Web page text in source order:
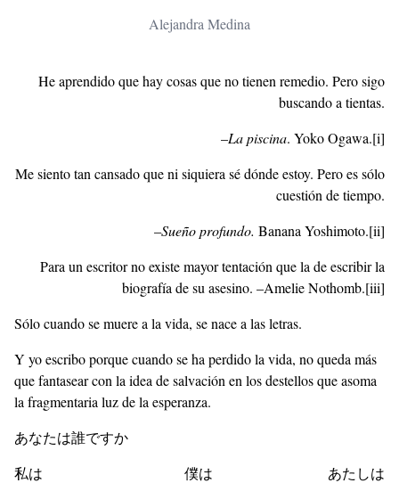
Alejandra Medina
He aprendido que hay cosas que no tienen remedio. Pero sigo
buscando a tientas.
–La piscina. Yoko Ogawa.[i]
Me siento tan cansado que ni siquiera sé dónde estoy. Pero es sólo
cuestión de tiempo.
–Sueño profundo. Banana Yoshimoto.[ii]
Para un escritor no existe mayor tentación que la de escribir la
biografía de su asesino. –Amelie Nothomb.[iii]
Sólo cuando se muere a la vida, se nace a las letras.
Y yo escribo porque cuando se ha perdido la vida, no queda más
que fantasear con la idea de salvación en los destellos que asoma
la fragmentaria luz de la esperanza.
あなたは誰ですか
私は 僕は あたしは